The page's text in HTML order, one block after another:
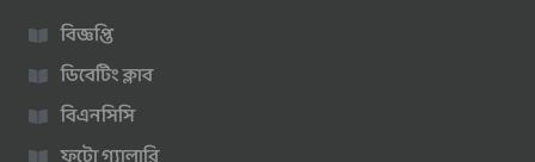
বিজ্ঞপ্তি
ডিবেটিং ক্লাব
বিএনসিসি